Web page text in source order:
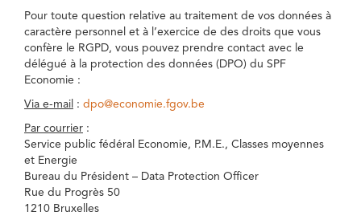
Pour toute question relative au traitement de vos données à
caractère personnel et à l’exercice de des droits que vous
confère le RGPD, vous pouvez prendre contact avec le
délégué à la protection des données (DPO) du SPF
Economie :
Via e-mail : dpo@economie.fgov.be
Par courrier :
Service public fédéral Economie, P.M.E., Classes moyennes
et Energie
Bureau du Président – Data Protection Officer
Rue du Progrès 50
1210 Bruxelles